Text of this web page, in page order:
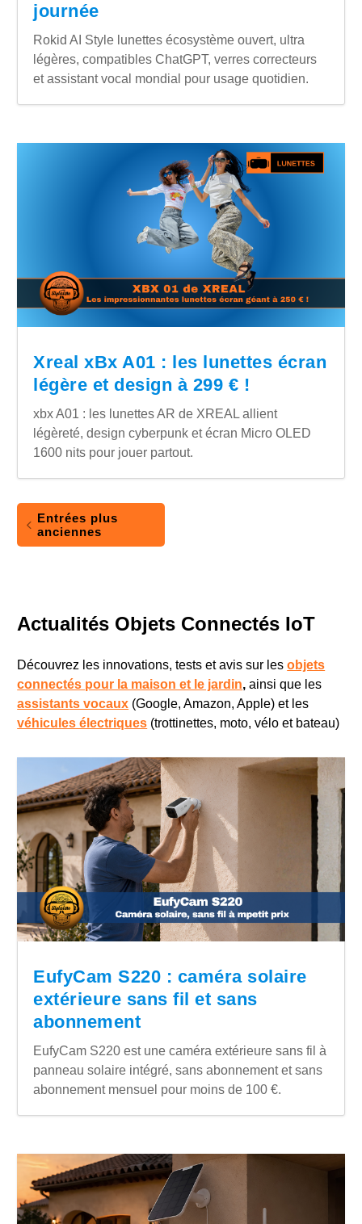
journée
Rokid AI Style lunettes écosystème ouvert, ultra
légères, compatibles ChatGPT, verres correcteurs
et assistant vocal mondial pour usage quotidien.
Xreal xBx A01 : les lunettes écran
légère et design à 299 € !
xbx A01 : les lunettes AR de XREAL allient
légèreté, design cyberpunk et écran Micro OLED
1600 nits pour jouer partout.
Entrées plus
anciennes
Actualités Objets Connectés IoT
Découvrez les innovations, tests et avis sur lesobjets
connectés pour la maison et le jardin, ainsi que les
assistants vocaux (Google, Amazon, Apple) et les
véhicules électriques (trottinettes, moto, vélo et bateau)
EufyCam S220 : caméra solaire
extérieure sans fil et sans
abonnement
EufyCam S220 est une caméra extérieure sans fil à
panneau solaire intégré, sans abonnement et sans
abonnement mensuel pour moins de 100 €.